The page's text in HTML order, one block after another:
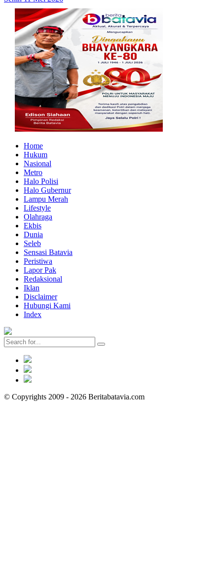
Home
Hukum
Nasional
Metro
Halo Polisi
Halo Gubernur
Lampu Merah
Lifestyle
Olahraga
Ekbis
Dunia
Seleb
Sensasi Batavia
Peristiwa
Lapor Pak
Redaksional
Iklan
Disclaimer
Hubungi Kami
Index
© Copyrights 2009 - 2026 Beritabatavia.com